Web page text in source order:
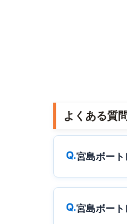
よくある質問
宮島ボー
宮島ボー